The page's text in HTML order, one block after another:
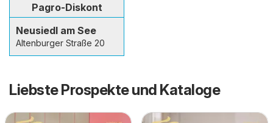
Pagro-Diskont
Neusiedl am See
Altenburger Straße 20
Liebste Prospekte und Kataloge